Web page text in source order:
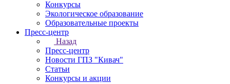
Конкурсы
Экологическое образование
Образовательные проекты
Пресс-центр
Назад
Пресс-центр
Новости ГПЗ "Кивач"
Статьи
Конкурсы и акции